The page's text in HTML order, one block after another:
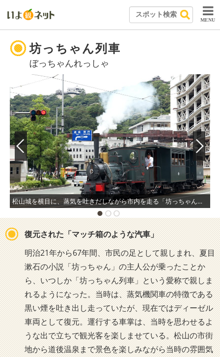
MENU
坊っちゃん列車
ぼっちゃんれっしゃ
松山城を横目に、蒸気を吐きだしながら市内を走る「坊っちゃん列車」。
復元された「マッチ箱のような汽車」
明治21年から67年間、市民の足として親しまれ、夏目
漱石の小説「坊っちゃん」の主人公が乗ったことか
ら、いつしか「坊っちゃん列車」という愛称で親しま
れるようになった。当時は、蒸気機関車の特徴である
黒い煙を吐き出し走っていたが、現在ではディーゼル
車両として復元。運行する車掌は、当時を思わせるよ
うな出で立ちで観光客を楽しませている。松山の市街
地から道後温泉まで景色を楽しみながら当時の雰囲気